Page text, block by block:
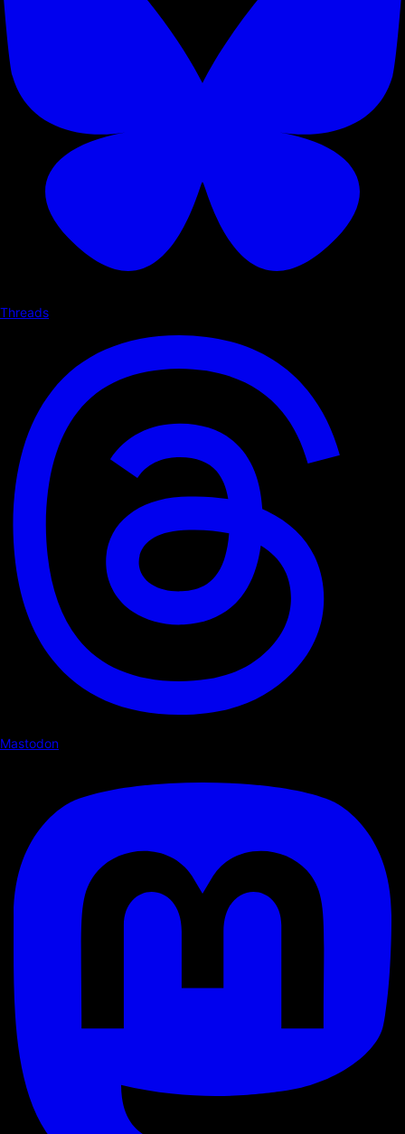
Threads
Mastodon